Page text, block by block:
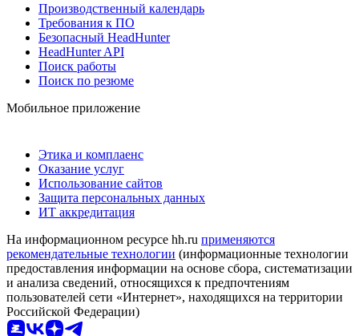
Производственный календарь
Требования к ПО
Безопасный HeadHunter
HeadHunter API
Поиск работы
Поиск по резюме
Мобильное приложение
Этика и комплаенс
Оказание услуг
Использование сайтов
Защита персональных данных
ИТ аккредитация
На информационном ресурсе hh.ru применяются
рекомендательные технологии (информационные технологии
предоставления информации на основе сбора, систематизации
и анализа сведений, относящихся к предпочтениям
пользователей сети «Интернет», находящихся на территории
Российской Федерации)